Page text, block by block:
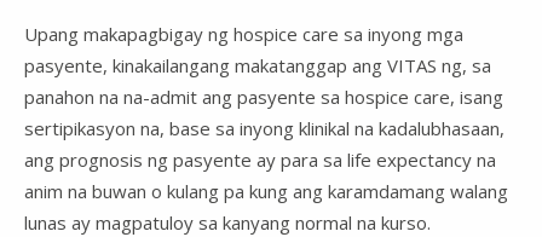
Upang makapagbigay ng hospice care sa inyong mga
pasyente, kinakailangang makatanggap ang VITAS ng, sa
panahon na na-admit ang pasyente sa hospice care, isang
sertipikasyon na, base sa inyong klinikal na kadalubhasaan,
ang prognosis ng pasyente ay para sa life expectancy na
anim na buwan o kulang pa kung ang karamdamang walang
lunas ay magpatuloy sa kanyang normal na kurso.